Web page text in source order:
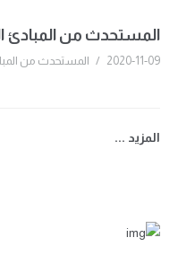
المستحدث من المبادئ
2020-11-09
/ المستحدث من
المزيد ...